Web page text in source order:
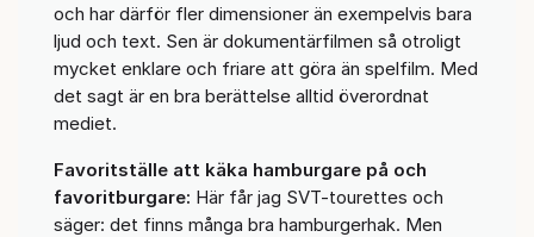
och har därför fler dimensioner än exempelvis bara
ljud och text. Sen är dokumentärfilmen så otroligt
mycket enklare och friare att göra än spelfilm. Med
det sagt är en bra berättelse alltid överordnat
mediet.
Favoritställe att käka hamburgare på och
favoritburgare: Här får jag SVT-tourettes och
säger: det finns många bra hamburgerhak. Men